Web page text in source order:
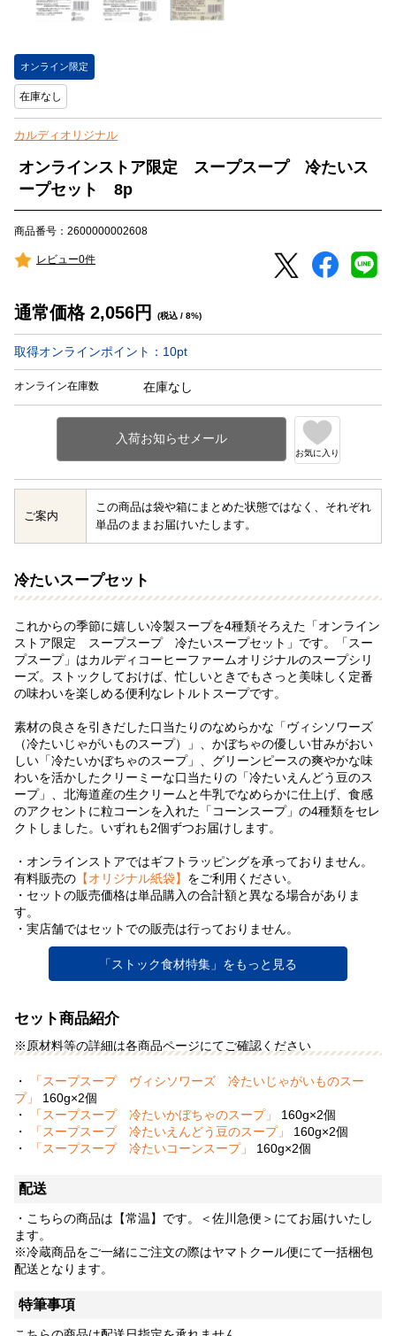
オンライン限定
在庫なし
カルディオリジナル
オンラインストア限定 スープスープ 冷たいス
ープセット 8p
商品番号：2600000002608
レビュー0件
通常価格 2,056円 (税込 / 8%)
取得オンラインポイント： 10pt
オンライン在庫数 在庫なし
お気に入り
ご案内
この商品は袋や箱にまとめた状態ではなく、それぞれ
単品のままお届けいたします。
冷たいスープセット
これからの季節に嬉しい冷製スープを4種類そろえた「オンライン
ストア限定 スープスープ 冷たいスープセット」です。「スー
プスープ」はカルディコーヒーファームオリジナルのスープシリ
ーズ。ストックしておけば、忙しいときでもさっと美味しく定番
の味わいを楽しめる便利なレトルトスープです。
素材の良さを引きだした口当たりのなめらかな「ヴィシソワーズ
（冷たいじゃがいものスープ）」、かぼちゃの優しい甘みがおい
しい「冷たいかぼちゃのスープ」、グリーンピースの爽やかな味
わいを活かしたクリーミーな口当たりの「冷たいえんどう豆のス
ープ」、北海道産の生クリームと牛乳でなめらかに仕上げ、食感
のアクセントに粒コーンを入れた「コーンスープ」の4種類をセレ
クトしました。いずれも2個ずつお届けします。
・オンラインストアではギフトラッピングを承っておりません。
有料販売の 【オリジナル紙袋】 をご利用ください。
・セットの販売価格は単品購入の合計額と異なる場合がありま
す。
・実店舗ではセットでの販売は行っておりません。
「ストック食材特集」をもっと見る
セット商品紹介
※原材料等の詳細は各商品ページにてご確認ください
・
「スープスープ ヴィシソワーズ 冷たいじゃがいものスー
プ」
160g×2個
・
「スープスープ 冷たいかぼちゃのスープ」
160g×2個
・
「スープスープ 冷たいえんどう豆のスープ」
160g×2個
・
「スープスープ 冷たいコーンスープ」 160g×2個
配送
・こちらの商品は【常温】です。＜佐川急便＞にてお届けいたし
ます。
※冷蔵商品をご一緒にご注文の際はヤマトクール便にて一括梱包
配送となります。
特筆事項